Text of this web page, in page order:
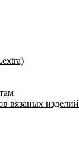
вязаных изделий